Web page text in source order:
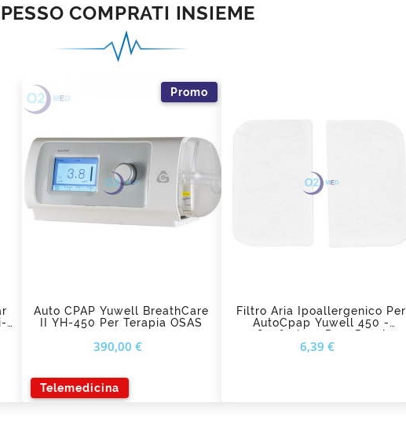
COMPRATI INSIEME
Telemedicina
Promo
Auto CPAP Yuwell BreathCare
II YH-450 Per Terapia OSAS
390,00 €
Filtro Aria Ipoallergenico Per
AutoCpap Yuwell 450 -
Confezione Da 2 Pezzi
6,39 €